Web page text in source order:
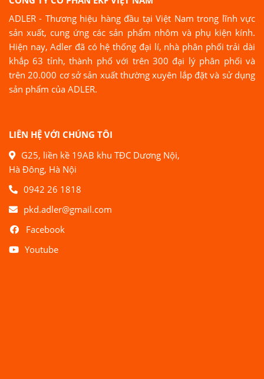
ADLER - Thương hiệu hàng đầu tại Việt Nam trong lĩnh vực
sản xuất, cung ứng các sản phẩm nhôm và phụ kiện kính.
Hiện nay, Adler đã có hệ thống đại lí, nhà phân phối trải dài
khắp 63 tỉnh, thành phố với trên 300 đại lý phân phối và
trên 20.000 cơ sở sản xuất thường xuyên lắp đặt và sử dụng
sản phẩm của ADLER.
LIÊN HỆ VỚI CHÚNG TÔI
G25, liền kề 19AB khu TĐC Dương Nội,
Hà Đông, Hà Nội
0942 26 1818
pkd.adler@gmail.com
Facebook
Youtube